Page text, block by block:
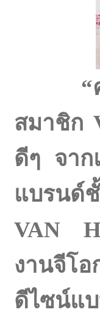
“
สมาชิก
ดีๆ จาก
แบรนด์
VAN
งานจีโ
ดีไซน์แ